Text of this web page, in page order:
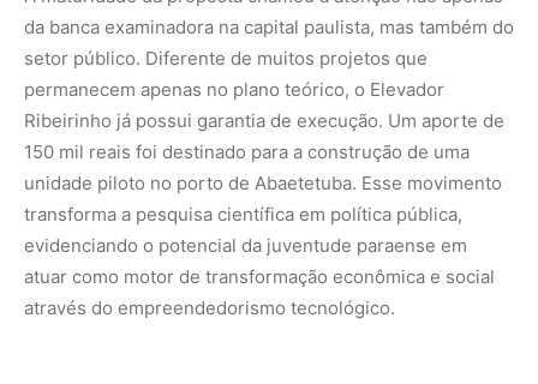
da banca examinadora na capital paulista, mas também do
setor público. Diferente de muitos projetos que
permanecem apenas no plano teórico, o Elevador
Ribeirinho já possui garantia de execução. Um aporte de
150 mil reais foi destinado para a construção de uma
unidade piloto no porto de Abaetetuba. Esse movimento
transforma a pesquisa científica em política pública,
evidenciando o potencial da juventude paraense em
atuar como motor de transformação econômica e social
através do empreendedorismo tecnológico.